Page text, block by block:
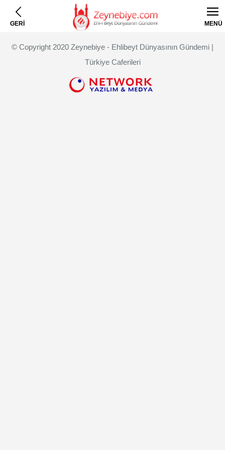
GERİ MENÜ
© Copyright 2020 Zeynebiye - Ehlibeyt Dünyasının Gündemi |
Türkiye Caferileri